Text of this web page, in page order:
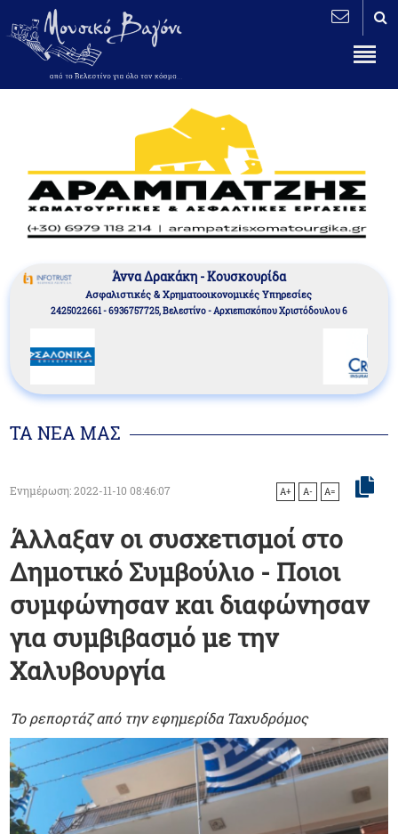
Άννα Δρακάκη - Κουσκουρίδα
Aσφαλιστικές & Χρηματοοικονομικές Υπηρεσίες
2425022661 - 6936757725, Βελεστίνο - Αρχιεπισκόπου Χριστόδουλου 6
ΤΑ ΝΕΑ ΜΑΣ
Ενημέρωση: 2022-11-10 08:46:07 A+ A- A=
Άλλαξαν οι συσχετισμοί στο
Δημοτικό Συμβούλιο - Ποιοι
συμφώνησαν και διαφώνησαν
για συμβιβασμό με την
Χαλυβουργία
Το ρεπορτάζ από την εφημερίδα Ταχυδρόμος